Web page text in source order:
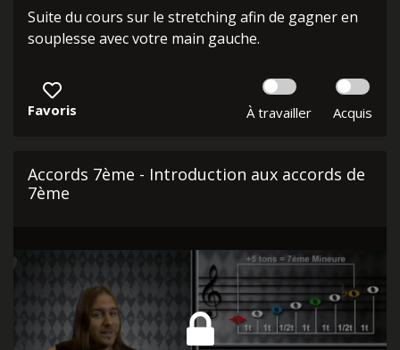
Suite du cours sur le stretching afin de gagner en
souplesse avec votre main gauche.
Favoris À travailler Acquis
Accords 7ème - Introduction aux accords de
7ème